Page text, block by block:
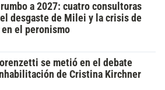
rumbo a 2027: cuatro consultoras
desgaste de Milei y la crisis de
en el peronismo
se metió en el debate
de Cristina Kirchner